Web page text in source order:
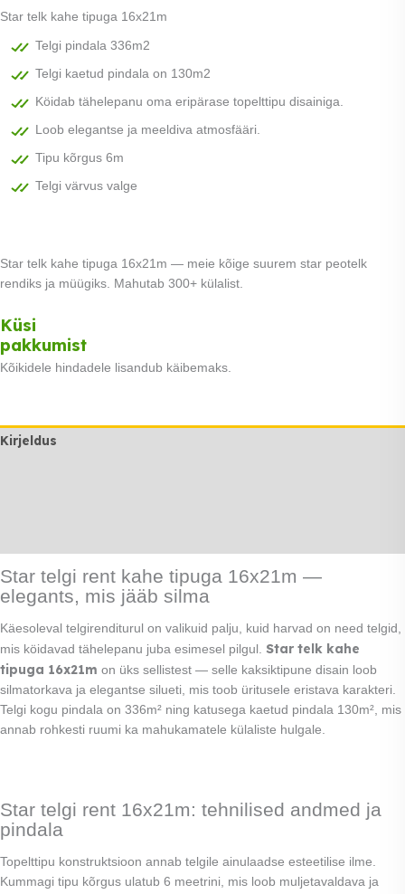
Star telk kahe tipuga 16x21m
Telgi pindala 336m2
Telgi kaetud pindala on 130m2
Köidab tähelepanu oma eripärase topelttipu disainiga.
Loob elegantse ja meeldiva atmosfääri.
Tipu kõrgus 6m
Telgi värvus valge
Star telk kahe tipuga 16x21m — meie kõige suurem star peotelk
rendiks ja müügiks. Mahutab 300+ külalist.
Küsi
pakkumist
Kõikidele hindadele lisandub käibemaks.
Kirjeldus
Star telgi rent kahe tipuga 16x21m —
elegants, mis jääb silma
Käesoleval telgirenditurul on valikuid palju, kuid harvad on need telgid,
mis köidavad tähelepanu juba esimesel pilgul. Star telk kahe
tipuga 16x21m on üks sellistest — selle kaksiktipune disain loob
silmatorkava ja elegantse silueti, mis toob üritusele eristava karakteri.
Telgi kogu pindala on 336m² ning katusega kaetud pindala 130m², mis
annab rohkesti ruumi ka mahukamatele külaliste hulgale.
Star telgi rent 16x21m: tehnilised andmed ja
pindala
Topelttipu konstruktsioon annab telgile ainulaadse esteetilise ilme.
Kummagi tipu kõrgus ulatub 6 meetrini, mis loob muljetavaldava ja